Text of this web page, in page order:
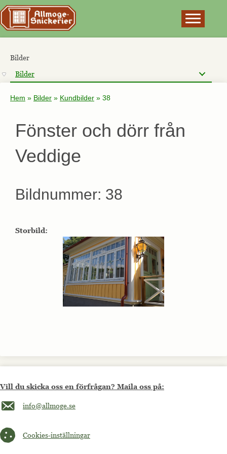
Bilder
Bilder
Hem » Bilder » Kundbilder » 38
Fönster och dörr från
Veddige
Bildnummer: 38
Storbild:
Vill du skicka oss en förfrågan? Maila oss på:
Maila oss på info@allmoge.se
info@allmoge.se
Cookies-inställningar
Cookies-inställningar